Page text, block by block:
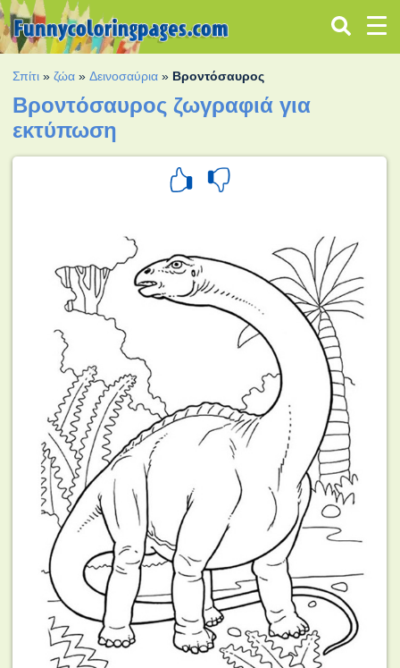
Σπίτι »ζώα »Δεινοσαύρια » Βροντόσαυρος
Βροντόσαυρος ζωγραφιά για
εκτύπωση